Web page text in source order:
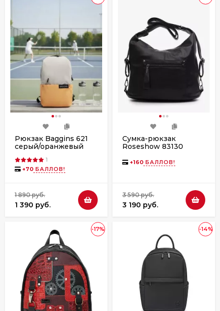
Рюкзак Baggins 621
серый/оранжевый
1
+70 БАЛЛОВ!
1 890 руб.
1 390 руб.
Сумка-рюкзак
Roseshow 83130
+160 БАЛЛОВ!
3 590 руб.
3 190 руб.
-17% -14%